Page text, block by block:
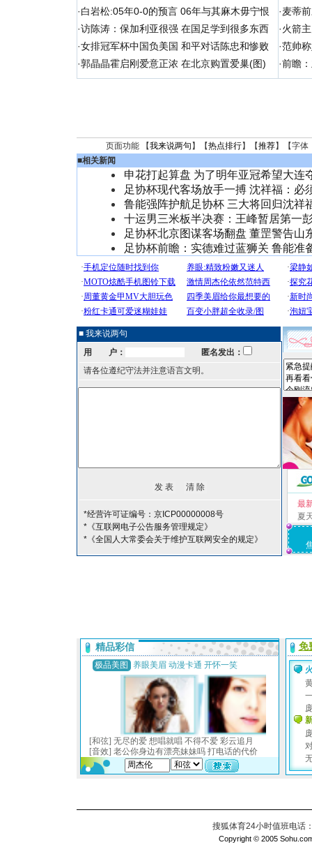
·白岩松:05年0-0的预言 06年与其麻木毋宁恨
·访陈涛：保加利亚很强 在国足学到很多东西
·女排冠军杯中国负美国 和平对话陈忠和惨败
·郭晶晶霍启刚爱意正浓 在北京购置爱巢(图)
·麦蒂
·火箭
·范帅
·前瞻
页面功能 【我来说两句 】【热点排行】【推荐】【字体
■相关新闻
申花打起算盘 为了明年亚冠希望大连
足协杯现代客场放手一搏 沈祥福：必
鲁能强阵护航足协杯 三大将回归沈祥
十运男三米板半决赛：王峰暂居第一
足协杯北京图谋客场翻盘 董罡警告山
足协杯前瞻：实德难过蓝狮关 鲁能准
■ 我来说两句
用 户：
匿名发出：
请各位遵纪守法并注意语言文明。
*经营许可证编号：京ICP00000008号
*《互联网电子公告服务管理规定》
*《全国人大常委会关于维护互联网安全的规定》
最
夏
搜狐体育24小时值班电话
Copyright © 2005